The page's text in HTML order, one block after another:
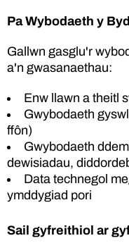
Pa Wybodaeth y
Gallwn gasglu'r
a'n gwasanaethau:
Enw llawn a theitl
Gwybodaeth
ffôn)
Gwybodaeth
dewisiadau,
Data technegol
ymddygiad pori
Sail gyfreithiol ar